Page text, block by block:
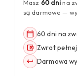
Masz 60 dnina
są darmowe —
60 dni na
Zwrot
Darmowa